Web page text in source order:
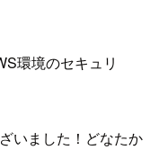
環境のセキュリ
いました！どなたか